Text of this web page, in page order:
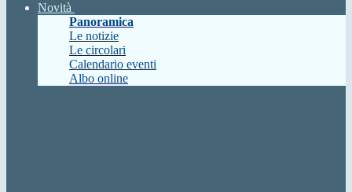
Novità
Panoramica
Le notizie
Le circolari
Calendario eventi
Albo online